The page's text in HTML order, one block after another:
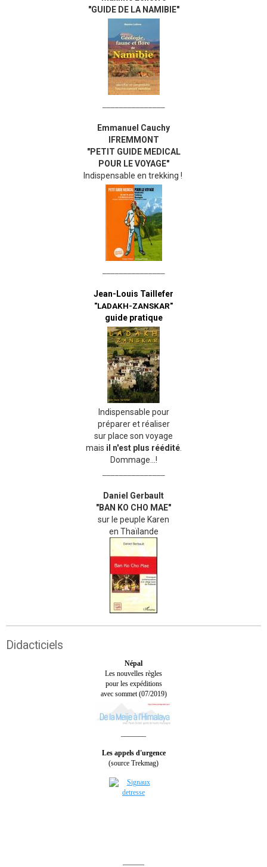
"GUIDE DE LA NAMIBIE"
Emmanuel Cauchy
IFREMMONT
"PETIT GUIDE MEDICAL
POUR LE VOYAGE"
Indispensable en trekking !
Jean-Louis Taillefer
"LADAKH-ZANSKAR"
guide pratique
Indispensable pour
préparer et réaliser
sur place son voyage
mais il n'est plus réédité.
Dommage...!
Daniel Gerbault
"BAN KO CHO MAE"
sur le peuple Karen
en Thaïlande
Didacticiels
Népal
Les nouvelles règles
pour les expéditions
avec sommet (07/2019)
Les appels d'urgence
(source Trekmag)